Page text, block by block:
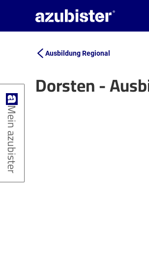
Ausbildung Regional
Dorsten -
Mein azubister